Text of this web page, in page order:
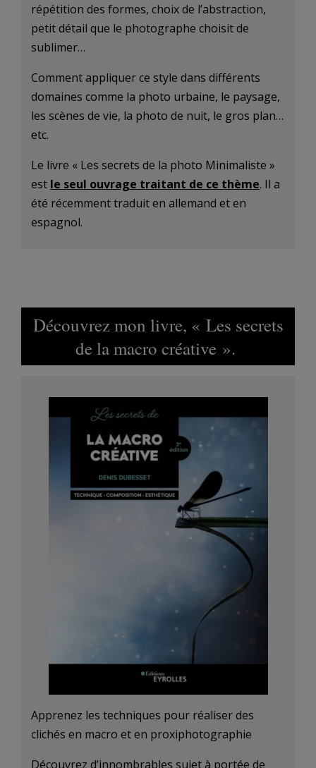
répétition des formes, choix de l’abstraction,
petit détail que le photographe choisit de
sublimer…
Comment appliquer ce style dans différents
domaines comme la photo urbaine, le paysage,
les scènes de vie, la photo de nuit, le gros plan…
etc.
Le livre « Les secrets de la photo Minimaliste »
est le seul ouvrage traitant de ce thème. Il a
été récemment traduit en allemand et en
espagnol.
Découvrez mon livre, « Les secrets
de la macro créative ».
Apprenez les techniques pour réaliser des
clichés en macro et en proxiphotographie
Découvrez d’innombrables sujet à portée de